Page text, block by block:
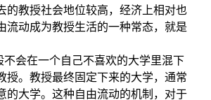
校友视界
友服务
的教授社会地位较高，经济上相对也
流动成为教授生活的一种常态，就是
不会在一个自己不喜欢的大学里混下
授。教授最终固定下来的大学，通常
的大学。这种自由流动的机制，对于